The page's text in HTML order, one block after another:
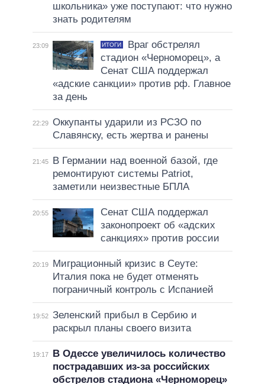
школьника» уже поступают: что нужно
знать родителям
23:09 ИТОГИ
Враг обстрелял
стадион «Черноморец», а
Сенат США поддержал
«адские санкции» против рф. Главное
за день
22:29 Оккупанты ударили из РСЗО по
Славянску, есть жертва и ранены
21:45
В Германии над военной базой, где
ремонтируют системы Patriot,
заметили неизвестные БПЛА
20:55
Сенат США поддержал
законопроект об «адских
санкциях» против россии
20:19
Миграционный кризис в Сеуте:
Италия пока не будет отменять
пограничный контроль с Испанией
19:52 Зеленский прибыл в Сербию и
раскрыл планы своего визита
19:17
В Одессе увеличилось количество
пострадавших из-за российских
обстрелов стадиона «Черноморец»